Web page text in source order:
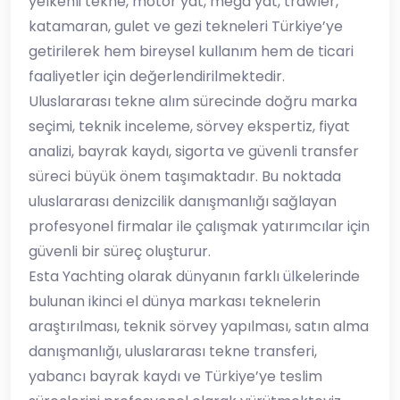
katamaran, gulet ve gezi tekneleri Türkiye’ye
getirilerek hem bireysel kullanım hem de ticari
faaliyetler için değerlendirilmektedir.
Uluslararası tekne alım sürecinde doğru marka
seçimi, teknik inceleme, sörvey ekspertiz, fiyat
analizi, bayrak kaydı, sigorta ve güvenli transfer
süreci büyük önem taşımaktadır. Bu noktada
uluslararası denizcilik danışmanlığı sağlayan
profesyonel firmalar ile çalışmak yatırımcılar için
güvenli bir süreç oluşturur.
Esta Yachting olarak dünyanın farklı ülkelerinde
bulunan ikinci el dünya markası teknelerin
araştırılması, teknik sörvey yapılması, satın alma
danışmanlığı, uluslararası tekne transferi,
yabancı bayrak kaydı ve Türkiye’ye teslim